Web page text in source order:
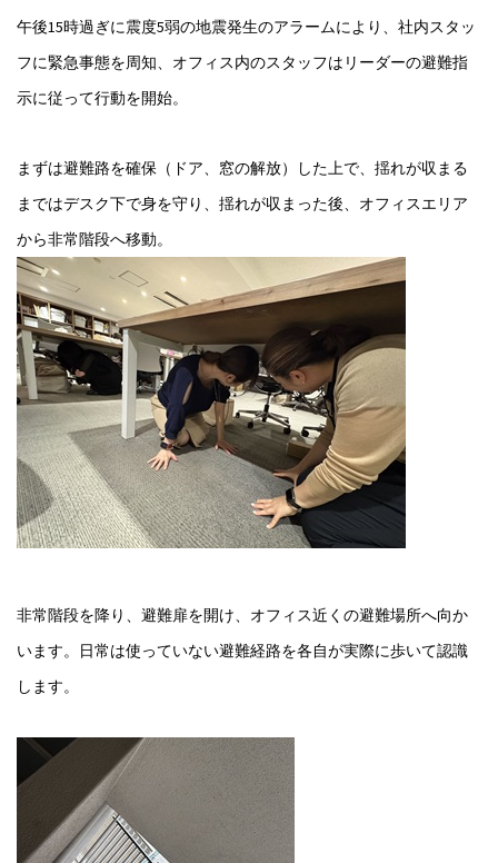
午後15時過ぎに震度5弱の地震発生のアラームにより、社内スタッ
フに緊急事態を周知、オフィス内のスタッフはリーダーの避難指
示に従って行動を開始。
まずは避難路を確保（ドア、窓の解放）した上で、揺れが収まる
まではデスク下で身を守り、揺れが収まった後、オフィスエリア
から非常階段へ移動。
非常階段を降り、避難扉を開け、オフィス近くの避難場所へ向か
います。日常は使っていない避難経路を各自が実際に歩いて認識
します。